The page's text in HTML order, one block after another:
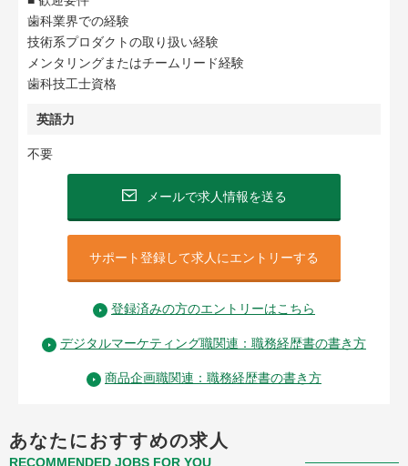
歯科業界での経験
技術系プロダクトの取り扱い経験
メンタリングまたはチームリード経験
歯科技工士資格
英語力
不要
メールで求人情報を送る
サポート登録して求人にエントリーする
登録済みの方のエントリーはこちら
デジタルマーケティング職関連：職務経歴書の書き方
商品企画職関連：職務経歴書の書き方
あなたにおすすめの求人
RECOMMENDED JOBS FOR YOU